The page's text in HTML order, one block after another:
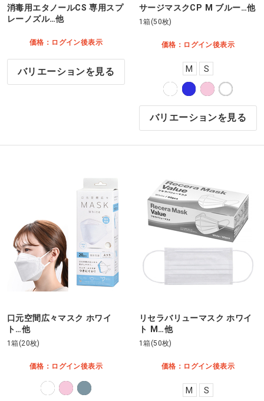
消毒用エタノールCS 専用スプ
レーノズル…他
価格：ログイン後表示
バリエーションを見る
サージマスクCP M ブルー…他
1箱(50枚)
価格：ログイン後表示
M S
バリエーションを見る
口元空間広々マスク ホワイ
ト…他
1箱(20枚)
価格：ログイン後表示
リセラバリューマスク ホワイ
ト M…他
1箱(50枚)
価格：ログイン後表示
M S